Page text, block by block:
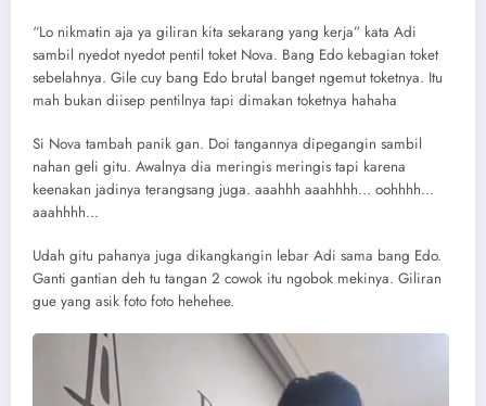
“Lo nikmatin aja ya giliran kita sekarang yang kerja” kata Adi
sambil nyedot nyedot pentil toket Nova. Bang Edo kebagian toket
sebelahnya. Gile cuy bang Edo brutal banget ngemut toketnya. Itu
mah bukan diisep pentilnya tapi dimakan toketnya hahaha
Si Nova tambah panik gan. Doi tangannya dipegangin sambil
nahan geli gitu. Awalnya dia meringis meringis tapi karena
keenakan jadinya terangsang juga. aaahhh aaahhhh… oohhhh…
aaahhhh…
Udah gitu pahanya juga dikangkangin lebar Adi sama bang Edo.
Ganti gantian deh tu tangan 2 cowok itu ngobok mekinya. Giliran
gue yang asik foto foto hehehee.